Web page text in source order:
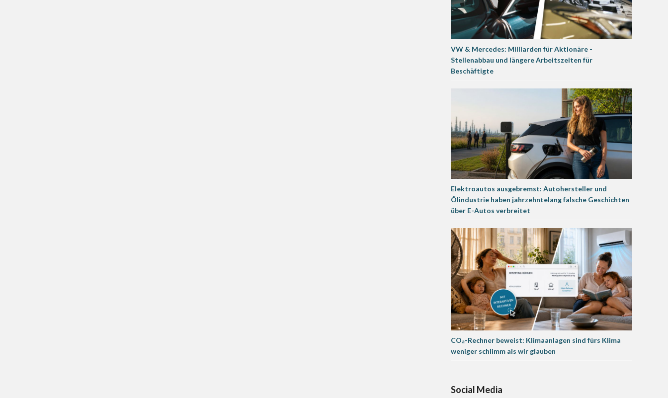
VW & Mercedes: Milliarden für Aktionäre -
Stellenabbau und längere Arbeitszeiten für
Beschäftigte
Elektroautos ausgebremst: Autohersteller und
Ölindustrie haben jahrzehntelang falsche Geschichten
über E-Autos verbreitet
CO₂-Rechner beweist: Klimaanlagen sind fürs Klima
weniger schlimm als wir glauben
Social Media